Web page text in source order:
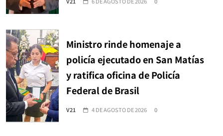
Ministro rinde homenaje a
policía ejecutado en San Matías
y ratifica oficina de Policía
Federal de Brasil
V21 4 DE AGOSTO DE 2026 0